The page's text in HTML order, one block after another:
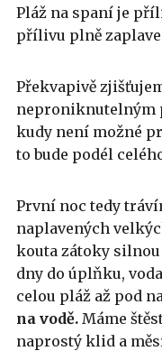
Pláž na spaní je
přílivu plně
Překvapivě
neproniknutelným
kudy není možné
to bude podél
První noc tedy
naplavených
kouta zátoky
dny do úplňku,
celou pláž až pod
na vodě. Máme
naprostý klid a